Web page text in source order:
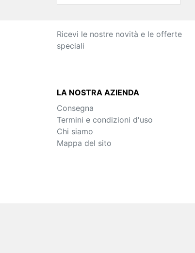
Ricevi le nostre novità e le offerte
speciali
LA NOSTRA AZIENDA
Consegna
Termini e condizioni d'uso
Chi siamo
Mappa del sito